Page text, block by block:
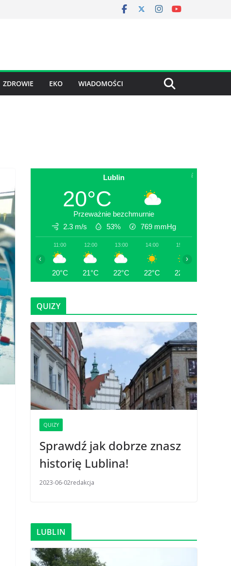
ZDROWIE EKO WIADOMOŚCI
Lublin
20°C
Przeważnie bezchmurnie
2.3 m/s
53% 769 mmHg
11:00
20°C
12:00
21°C
13:00
22°C
14:00
22°C
15:00
22°C
‹ ›
QUIZY
QUIZY
Sprawdź jak dobrze znasz
historię Lublina!
2023-06-02redakcja
LUBLIN